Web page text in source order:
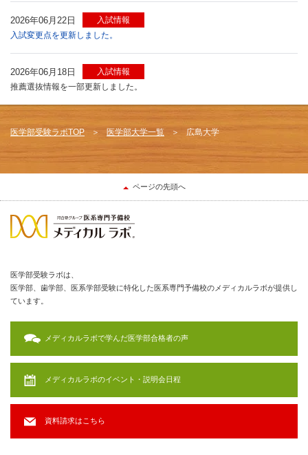
2026年06月22日
入試情報
入試変更点を更新しました。
2026年06月18日
入試情報
推薦選抜情報を一部更新しました。
医学部受験ラボTOP 医学部大学一覧 広島大学
ページの先頭へ
医学部受験ラボは、
医学部、歯学部、医系学部受験に特化した医系専門予備校のメディカルラボが提供し
ています。
メディカルラボで学んだ医学部合格者の声
メディカルラボのイベント・説明会日程
資料請求はこちら